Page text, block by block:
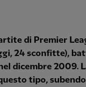
di Premier
24 sconfitte),
dicembre 2009.
tipo, subendo